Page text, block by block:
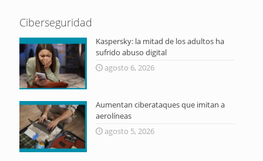
Ciberseguridad
Kaspersky: la mitad de los adultos ha
sufrido abuso digital
agosto 6, 2026
Aumentan ciberataques que imitan a
aerolíneas
agosto 5, 2026